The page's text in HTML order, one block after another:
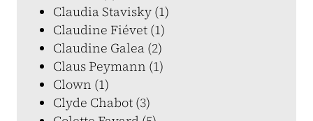
Claudia Stavisky (1)
Claudine Fiévet (1)
Claudine Galea (2)
Claus Peymann (1)
Clown (1)
Clyde Chabot (3)